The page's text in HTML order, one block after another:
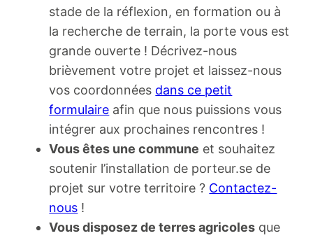
stade de la réflexion, en formation ou à
la recherche de terrain, la porte vous est
grande ouverte ! Décrivez-nous
brièvement votre projet et laissez-nous
vos coordonnées dans ce petit
formulaire afin que nous puissions vous
intégrer aux prochaines rencontres !
Vous êtes une commune et souhaitez
soutenir l’installation de porteur.se de
projet sur votre territoire ? Contactez-
nous !
Vous disposez de terres agricoles que